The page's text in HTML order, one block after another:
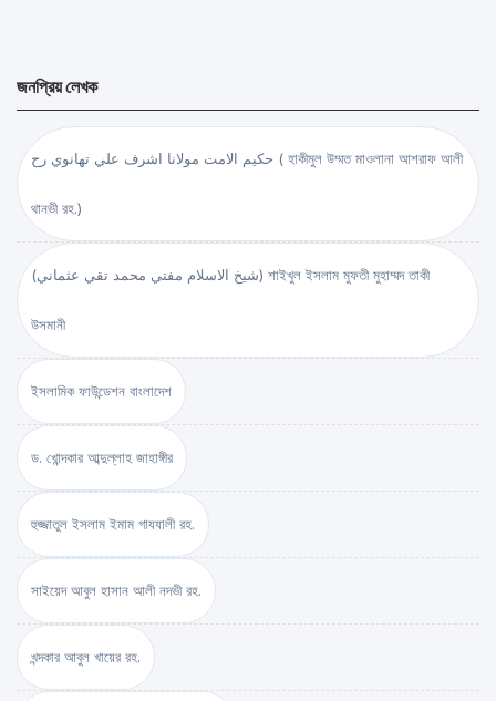
জনপ্রিয় লেখক
حكيم الامت مولانا اشرف علي تهانوي رح ( হাকীমুল উম্মত মাওলানা আশরাফ আলী
থানভী রহ.)
(شيخ الاسلام مفتي محمد تقي عثماني) শাইখুল ইসলাম মুফতী মুহাম্মদ তাকী
উসমানী
ইসলামিক ফাউন্ডেশন বাংলাদেশ
ড. খোন্দকার আব্দুল্লাহ জাহাঙ্গীর
হুজ্জাতুল ইসলাম ইমাম গাযযালী রহ.
সাইয়েদ আবুল হাসান আলী নদভী রহ.
খন্দকার আবুল খায়ের রহ.